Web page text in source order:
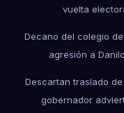
vuelta
Decano del colegio
agresión a
Descartan traslado de
gobernador